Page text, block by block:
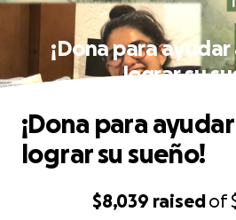
¡Dona para
lograr su
$8,039 raisedof
¡Dona para
lograr su sueño!